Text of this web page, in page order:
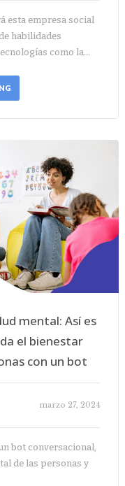
esta empresa social
habilidades
como la…
mental: Así es
el bienestar
con un bot
marzo 27, 2024
bot conversacional,
de las personas y